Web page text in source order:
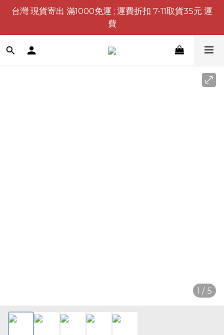
台灣 現貨寄出 滿1000免運 ; 運費折扣 7-11取貨35元 運
費
1 / 5